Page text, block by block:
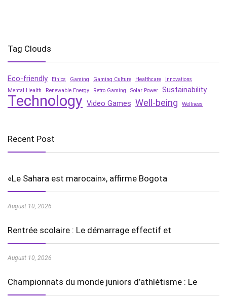
Tag Clouds
Eco-friendly Ethics Gaming Gaming Culture Healthcare
Innovations
Mental Health
Renewable Energy Retro Gaming Solar Power Sustainability
Technology Video Games Well-being Wellness
Recent Post
«Le Sahara est marocain», affirme Bogota
August 10, 2026
Rentrée scolaire : Le démarrage effectif et
August 10, 2026
Championnats du monde juniors d’athlétisme : Le